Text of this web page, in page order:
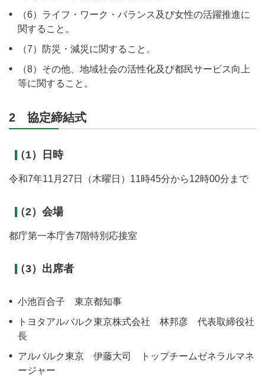
（6）ライフ・ワーク・バランス及び女性の活躍推進に
関すること。
（7）防災・減災に関すること。
（8）その他、地域社会の活性化及び都民サービス向上
等に関すること。
2 協定締結式
（1）日時
令和7年11月27日（木曜日）11時45分から12時00分まで
（2）会場
都庁第一本庁舎7階特別応接室
（3）出席者
小池百合子 東京都知事
トヨタアルバルク東京株式会社 林邦彦 代表取締役社
長
アルバルク東京 伊藤大司 トップチームゼネラルマネ
ージャー